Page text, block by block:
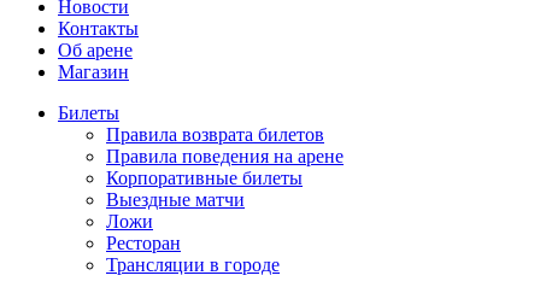
Новости
Контакты
Об арене
Магазин
Билеты
Правила возврата билетов
Правила поведения на арене
Корпоративные билеты
Выездные матчи
Ложи
Ресторан
Трансляции в городе